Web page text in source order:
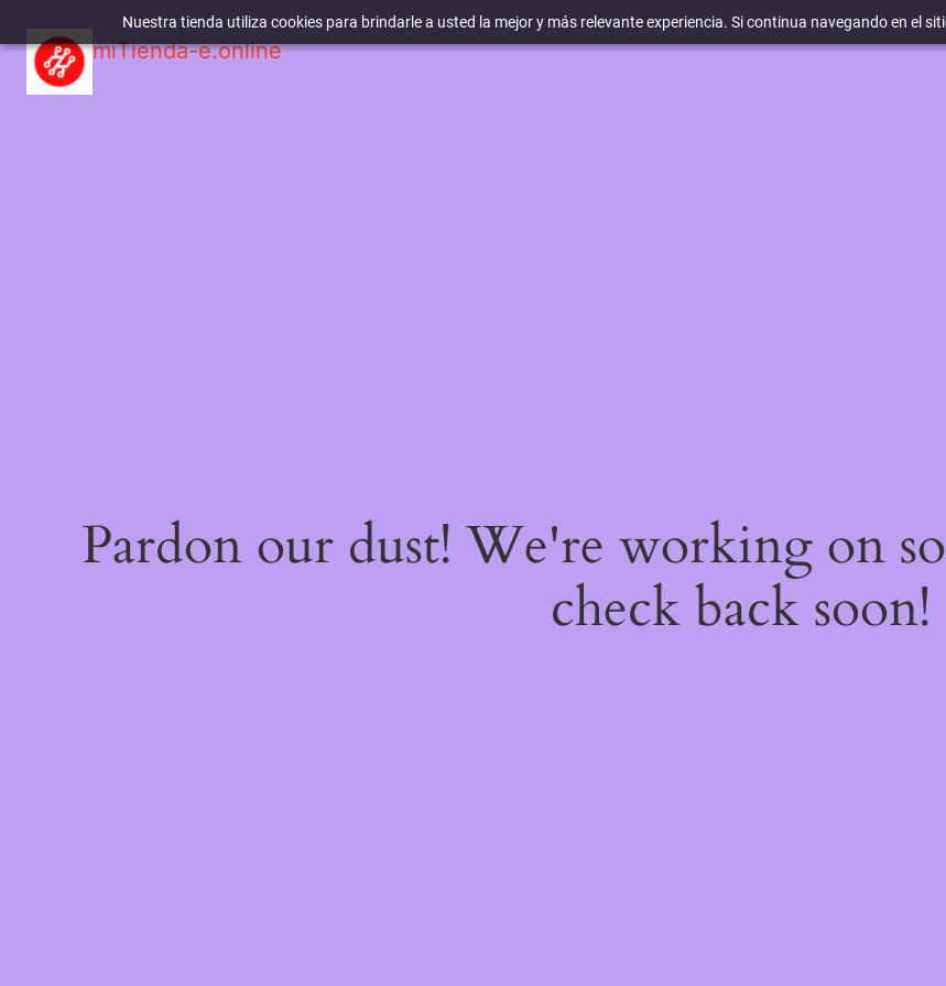
Nuestra tienda utiliza cookies para brindarle a usted la mejor y más relevante experiencia. Si continua navegando en el
miTienda-e.online
Pardon our dust! We're working on
check back soon!